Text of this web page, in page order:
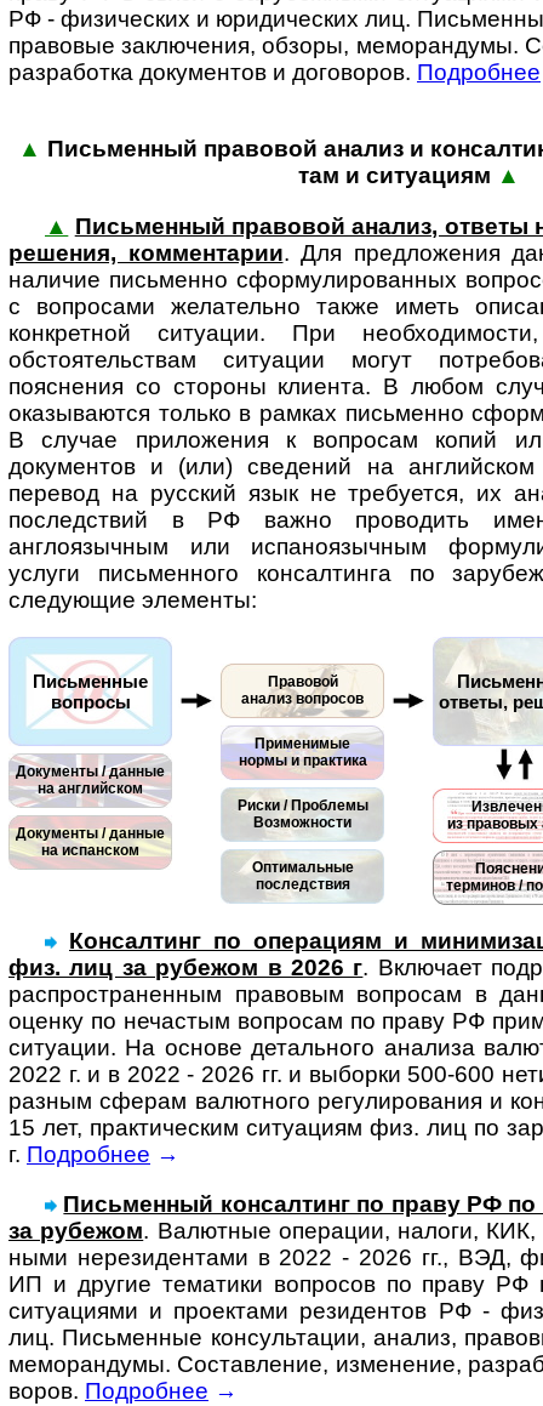
РФ - физи­чес­ких и юри­ди­чес­ких лиц.
право­вые заклю­чения, обзоры, ме­мо­ран­ду­мы.
разра­ботка доку­ментов и до­го­во­ров. Подробнее
▲ Письменный правовой анализ и
там и ситу­а­циям ▲
▲ Письменный правовой анализ, ответы
решения, комментарии. Для пред­ло­же­ния
наличие письменно сформулированных
с вопросами желательно также иметь
конкретной ситуации. При
обстоятельствам ситуации могут
пояснения со стороны клиента. В любом
оказываются только в рамках письменно
В случае приложения к вопросам копий
документов и (или) сведений на
перевод на русский язык не требуется, их
последствий в РФ важно проводить
англоязычным или испаноязычным
услуги письменного консалтинга по
следующие элементы:
Письменные
вопросы
Документы / данные
на английском
Документы / данные
на испанском
Правовой
анализ вопросов
Применимые
нормы и практика
Риски / Проблемы
Возможности
Оптимальные
последствия
ответы,
из правовых
терминов /
Консалтинг по операциям и
физ. лиц за рубежом в 2026 г. Вклю­чает
рас­про­ст­ра­нен­ным пра­во­вым воп­ро­сам в
оценку по нечас­тым воп­ро­сам по праву РФ
ситу­а­ции. На основе деталь­ного ана­лиза
2022 г. и в 2022 - 2026 гг. и выборки 500-600
раз­ным сфе­рам валют­ного регу­ли­ро­ва­ния и
15 лет, прак­тичес­ким ситу­а­циям физ. лиц по
г. Подробнее →
Письменный консал­тинг по праву РФ по
за ру­бе­жом. Ва­лют­ные опера­ции, налоги,
ными нере­зи­ден­тами в 2022 - 2026 гг., ВЭД,
ИП и другие тематики во­п­ро­сов по праву РФ
ситу­аци­ями и проек­тами рези­дентов РФ -
лиц. Пись­мен­ные кон­суль­та­ции, анализ,
ме­мо­ран­ду­мы. Состав­ление, изме­нение,
во­ров. Подробнее →